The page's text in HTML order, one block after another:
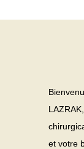
et votre